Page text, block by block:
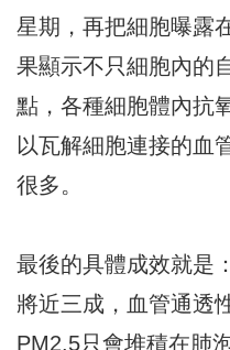
星期，再把細胞曝露
果顯示不只細胞內的
點，各種細胞體內抗
以瓦解細胞連接的血
很多。
最後的具體成效就是
將近三成，血管通透
PM2.5只會堆積在肺